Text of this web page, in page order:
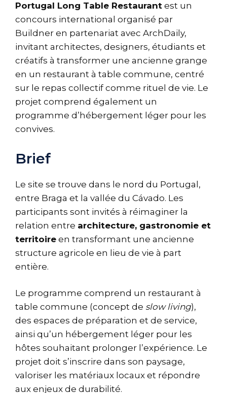
Portugal Long Table Restaurant est un
concours international organisé par
Buildner en partenariat avec ArchDaily,
invitant architectes, designers, étudiants et
créatifs à transformer une ancienne grange
en un restaurant à table commune, centré
sur le repas collectif comme rituel de vie. Le
projet comprend également un
programme d’hébergement léger pour les
convives.
Brief
Le site se trouve dans le nord du Portugal,
entre Braga et la vallée du Cávado. Les
participants sont invités à réimaginer la
relation entre architecture, gastronomie et
territoire en transformant une ancienne
structure agricole en lieu de vie à part
entière.
Le programme comprend un restaurant à
table commune (concept de slow living),
des espaces de préparation et de service,
ainsi qu’un hébergement léger pour les
hôtes souhaitant prolonger l’expérience. Le
projet doit s’inscrire dans son paysage,
valoriser les matériaux locaux et répondre
aux enjeux de durabilité.